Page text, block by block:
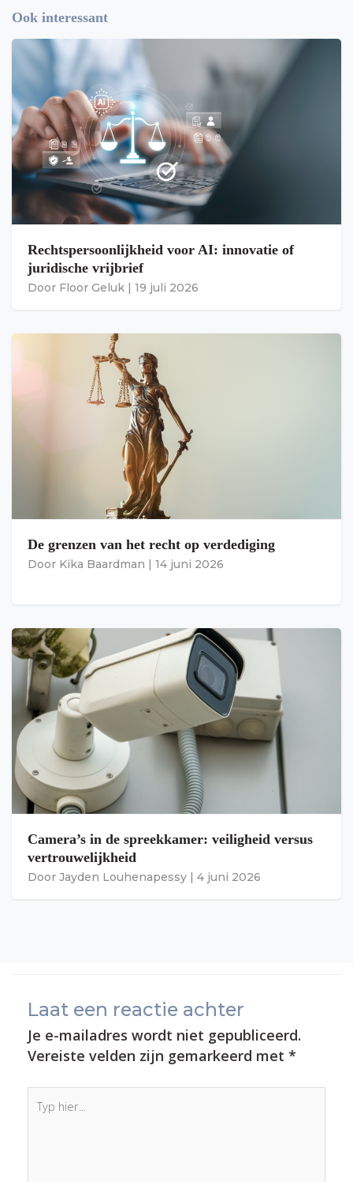
Ook interessant
Rechtspersoonlijkheid voor AI: innovatie of
juridische vrijbrief
Door Floor Geluk | 19 juli 2026
De grenzen van het recht op verdediging
Door Kika Baardman | 14 juni 2026
Camera’s in de spreekkamer: veiligheid versus
vertrouwelijkheid
Door Jayden Louhenapessy | 4 juni 2026
Laat een reactie achter
Je e-mailadres wordt niet gepubliceerd.
Vereiste velden zijn gemarkeerd met *
hier...